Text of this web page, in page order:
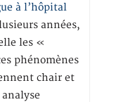
à l’hôpital
années,
les «
phénomènes
chair et
analyse